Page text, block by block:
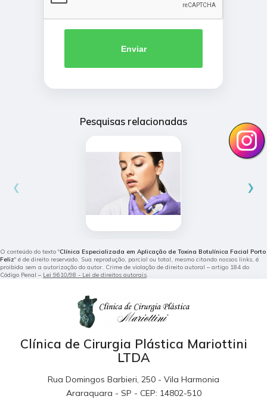
Enviar
Pesquisas relacionadas
‹ ›
O conteúdo do texto "Clínica Especializada em Aplicação de Toxina Botulínica Facial Porto
Feliz" é de direito reservado. Sua reprodução, parcial ou total, mesmo citando nossos links, é
proibida sem a autorização do autor. Crime de violação de direito autoral – artigo 184 do
Código Penal – Lei 9610/98 - Lei de direitos autorais.
Clínica de Cirurgia Plástica Mariottini
LTDA
Rua Domingos Barbieri, 250 - Vila Harmonia
Araraquara - SP - CEP: 14802-510